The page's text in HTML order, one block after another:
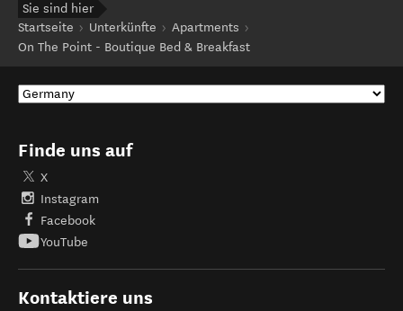
Sie sind hier
Startseite
Unterkünfte
Apartments
On The Point - Boutique Bed & Breakfast
Finde uns auf
X
Instagram
Facebook
YouTube
Kontaktiere uns